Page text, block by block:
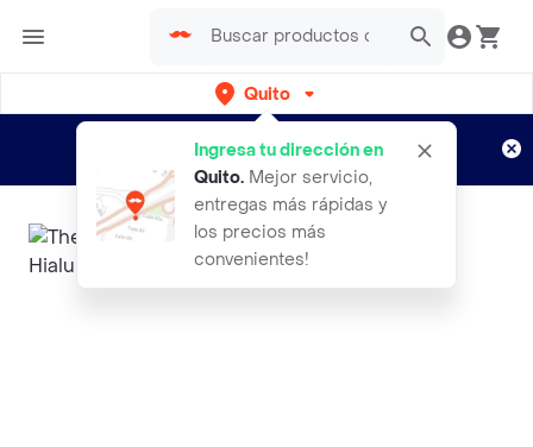
Quito
Ingresa tu dirección en
Quito. Mejor servicio,
entregas más rápidas y
los precios más
convenientes!
envíos gratis por semanas
Aplican TyC